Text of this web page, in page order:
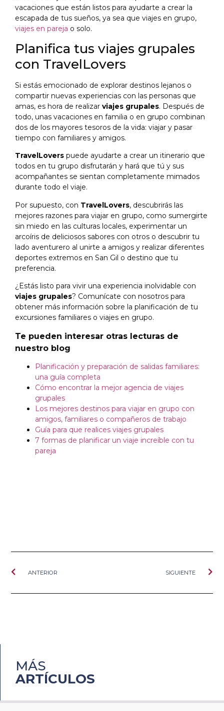
vacaciones que están listos para ayudarte a crear la
escapada de tus sueños, ya sea que viajes en grupo,
viajes en pareja o solo.
Planifica tus viajes grupales
con TravelLovers
Si estás emocionado de explorar destinos lejanos o
compartir nuevas experiencias con las personas que
amas, es hora de realizar viajes grupales. Después de
todo, unas vacaciones en familia o en grupo combinan
dos de los mayores tesoros de la vida: viajar y pasar
tiempo con familiares y amigos.
TravelLovers puede ayudarte a crear un itinerario que
todos en tu grupo disfrutarán y hará que tú y sus
acompañantes se sientan completamente mimados
durante todo el viaje.
Por supuesto, con TravelLovers, descubrirás las
mejores razones para viajar en grupo, como sumergirte
sin miedo en las culturas locales, experimentar un
arcoíris de deliciosos sabores con otros o descubrir tu
lado aventurero al unirte a amigos y realizar diferentes
deportes extremos en San Gil o destino que tu
preferencia.
¿Estás listo para vivir una experiencia inolvidable con
viajes grupales? Comunícate con nosotros para
obtener más información sobre la planificación de tu
excursiones familiares o viajes en grupo.
Te pueden interesar otras lecturas de
nuestro blog
Planificación y preparación de salidas familiares:
una guía completa
Cómo encontrar la mejor agencia de viajes
grupales
Los mejores destinos para viajar en grupo con
amigos, familiares o compañeros de trabajo
Guía para que realices viajes grupales
7 formas de planificar un viaje increíble con tu
pareja
ANTERIOR SIGUIENTE
MÁS
ARTÍCULOS